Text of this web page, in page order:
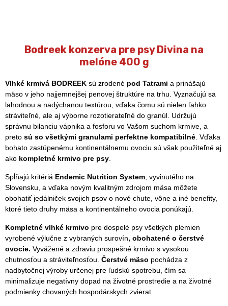
Bodreek konzerva pre psy Divina na
melóne 400 g
Vlhké krmivá BODREEK sú zrodené pod Tatrami a prinášajú
mäso v jeho najjemnejšej penovej štruktúre na trhu. Vyznačujú sa
lahodnou a nadýchanou textúrou, vďaka čomu sú nielen ľahko
stráviteľné, ale aj výborne rozotierateľné do granúl. Udržujú
správnu bilanciu vápnika a fosforu vo Vašom suchom krmive, a
preto sú so všetkými granulami perfektne kompatibilné . Vďaka
bohato zastúpenému kontinentálnemu ovociu sú však použiteľné aj
ako kompletné krmivo pre psy
Spĺňajú kritériá Endemic Nutrition System , vyvinutého na
Slovensku, a vďaka novým kvalitným zdrojom mäsa môžete
obohatiť jedálniček svojich psov o nové chute, vône a iné benefity,
ktoré tieto druhy mäsa a kontinentálneho ovocia ponúkajú.
Kompletné vlhké krmivo pre dospelé psy všetkých plemien
vyrobené výlučne z vybraných surovín, obohatené o čerstvé
ovocie. Vyvážené a zdraviu prospešné krmivo s vysokou
chutnosťou a stráviteľnosťou. Čerstvé mäso pochádza z
nadbytočnej výroby určenej pre ľudskú spotrebu, čím sa
minimalizuje negatívny dopad na životné prostredie a na životné
podmienky chovaných hospodárskych zvierat.